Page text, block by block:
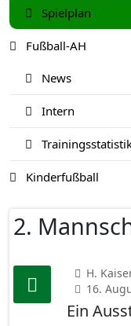
Spielplan
Fußball-AH
News
Intern
Kinderfußball
2.
H.
16.
Ein